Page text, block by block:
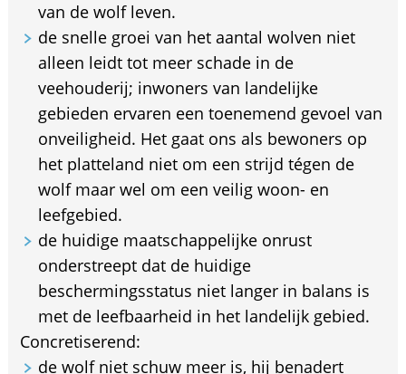
van de wolf leven.
de snelle groei van het aantal wolven niet
alleen leidt tot meer schade in de
veehouderij; inwoners van landelijke
gebieden ervaren een toenemend gevoel van
onveiligheid. Het gaat ons als bewoners op
het platteland niet om een strijd tégen de
wolf maar wel om een veilig woon- en
leefgebied.
de huidige maatschappelijke onrust
onderstreept dat de huidige
beschermingsstatus niet langer in balans is
met de leefbaarheid in het landelijk gebied.
Concretiserend:
de wolf niet schuw meer is, hij benadert